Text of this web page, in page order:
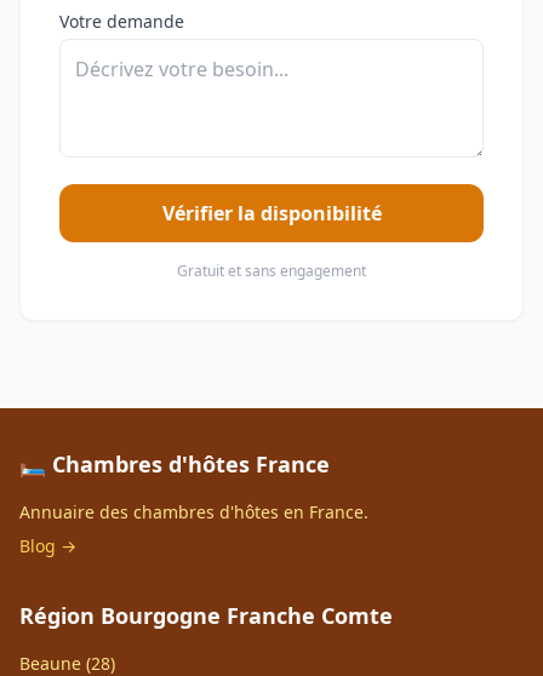
Votre demande
Vérifier la disponibilité
Gratuit et sans engagement
🛏️ Chambres d'hôtes France
Annuaire des chambres d'hôtes en France.
Blog →
Région Bourgogne Franche Comte
Beaune (28)